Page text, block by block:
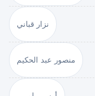
نزار قباني
منصور عبد الحكيم